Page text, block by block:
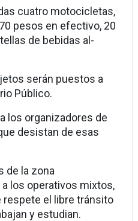
cua­tro motocicletas,
pesos en efec­tivo, 20
de bebidas al­
serán puestos a
Público.
los organizadores de
de­sistan de esas
de la zona
los operativos mixtos,
respete el libre tránsito
y estu­dian.